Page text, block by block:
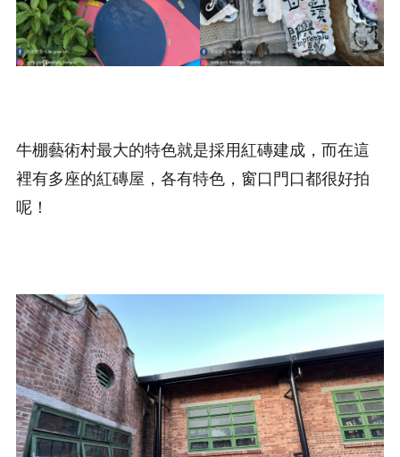
牛棚藝術村最大的特色就是採用紅磚建成，而在這
裡有多座的紅磚屋，各有特色，窗口門口都很好拍
呢！